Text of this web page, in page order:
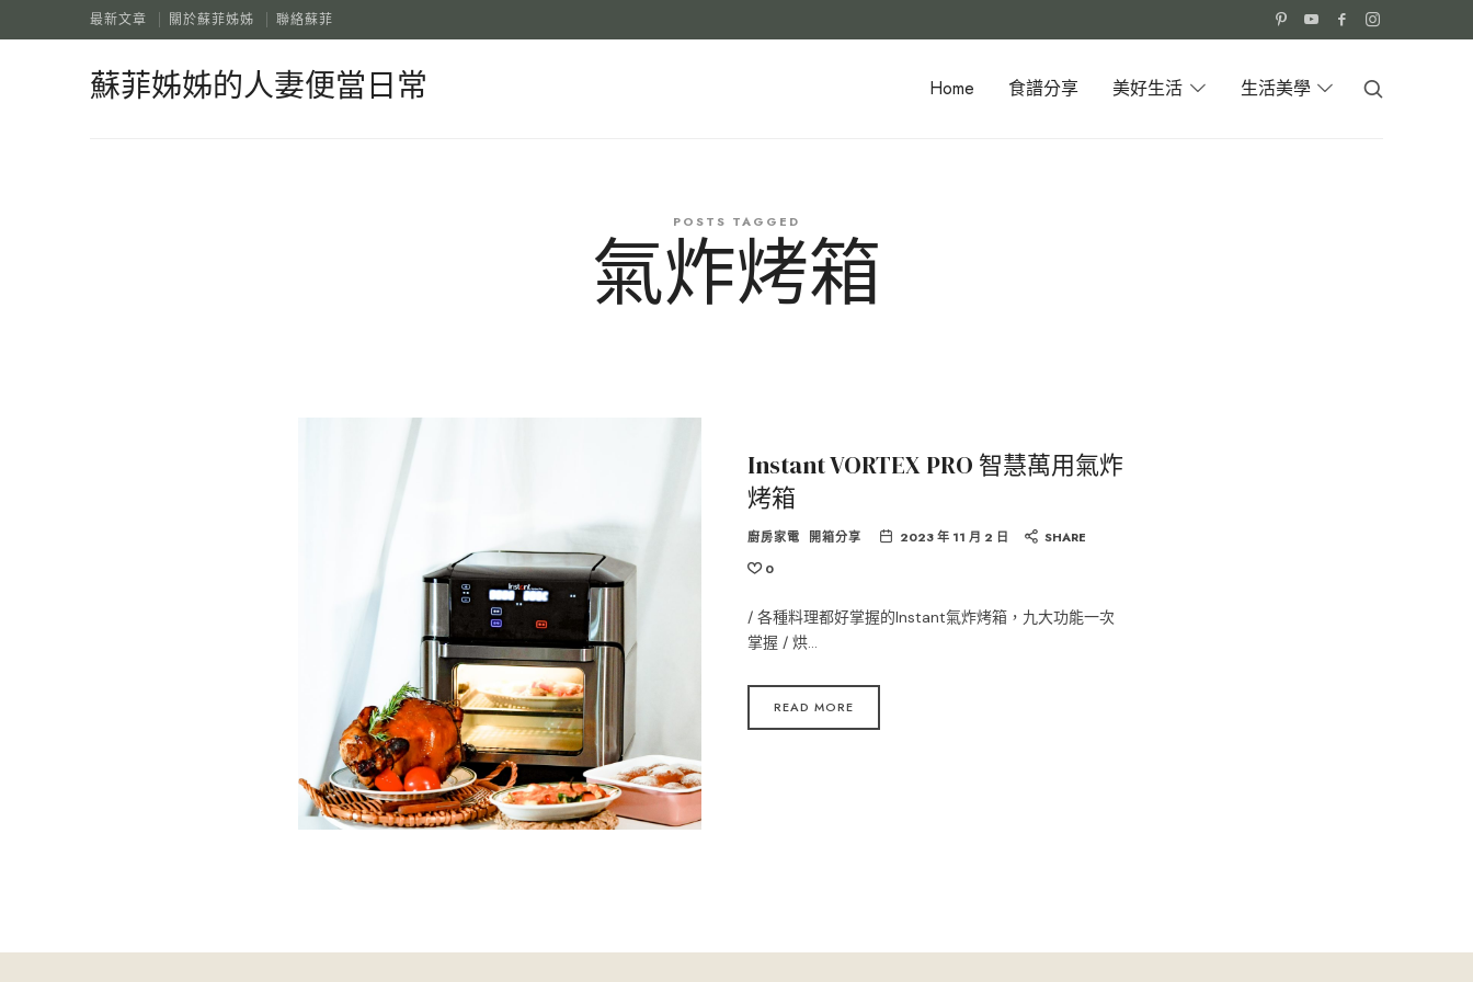
最新文章 關於蘇菲姊姊 聯絡蘇菲
蘇菲姊姊的人妻便當日常
蘇菲姊姊的人妻便當日常 Home 食譜分享 美好生活 生活美學
POSTS TAGGED
氣炸烤箱
Instant VORTEX PRO 智慧萬用氣炸
烤箱
廚房家電 開箱分享 2023 年 11 月 2 日
SHARE
0
/ 各種料理都好掌握的Instant氣炸烤箱，九大功能一次
掌握 / 烘…
READ MORE